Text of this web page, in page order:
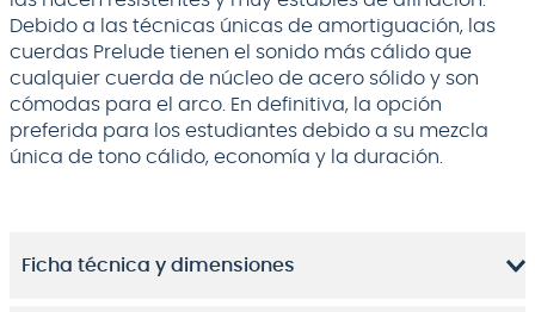
Debido a las técnicas únicas de amortiguación, las
cuerdas Prelude tienen el sonido más cálido que
cualquier cuerda de núcleo de acero sólido y son
cómodas para el arco. En definitiva, la opción
preferida para los estudiantes debido a su mezcla
única de tono cálido, economía y la duración.
Ficha técnica y dimensiones